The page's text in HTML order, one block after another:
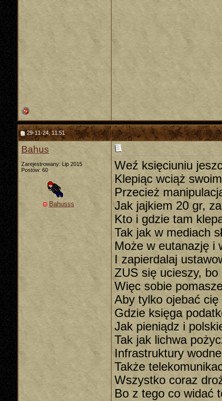
29-11-24, 11:51
Bahus
Zarejestrowany: Lip 2015
Postów: 60
Bahusss
Weź księciuniu
Klepiąc wciąż
Przecież
Jak jajkiem 20 gr,
Kto i gdzie tam
Tak jak w mediach
Może w eutanazję i
I zapierdalaj
ZUS się ucieszy,
Więc sobie
Aby tylko ojebać
Gdzie księga
Jak pieniądz i
Tak jak lichwa
Infrastruktury
Także
Wszystko coraz
Bo z tego co widać